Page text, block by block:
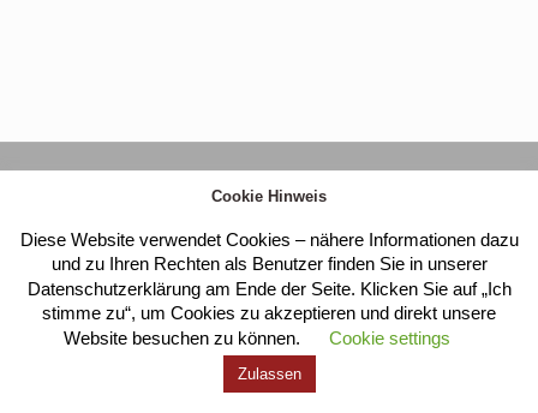
Kloster Heilig Kreuz |Impressum
Cookie Hinweis
Diese Website verwendet Cookies – nähere Informationen dazu
und zu Ihren Rechten als Benutzer finden Sie in unserer
Datenschutzerklärung am Ende der Seite. Klicken Sie auf „Ich
stimme zu“, um Cookies zu akzeptieren und direkt unsere
Website besuchen zu können.
Cookie settings
Zulassen